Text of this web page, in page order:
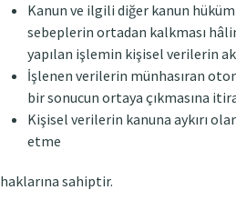
Kanun ve ilgili diğer kanun
sebeplerin ortadan kalkması
yapılan işlemin kişisel verilerin
İşlenen verilerin münhasıran
bir sonucun ortaya çıkmasına
Kişisel verilerin kanuna aykırı
etme
haklarına sahiptir.